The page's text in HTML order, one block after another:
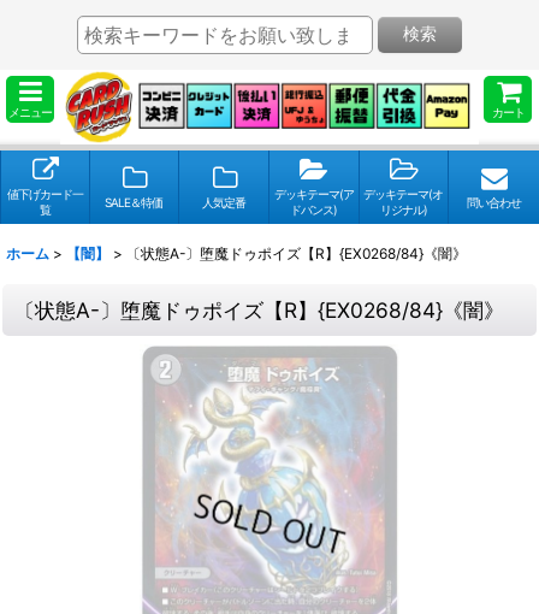
メニュー カート
検索
値下げカード一
覧
SALE＆特価 人気定番
デッキテーマ(ア
ドバンス)
デッキテーマ(オ
リジナル)
問い合わせ
ホーム > 【闇】 > 〔状態A-〕堕魔ドゥポイズ【R】{EX0268/84}《闇》
〔状態A-〕堕魔ドゥポイズ【R】{EX0268/84}《闇》